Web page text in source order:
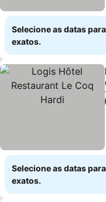
Selecione as datas
exatos.
Selecione as datas
exatos.